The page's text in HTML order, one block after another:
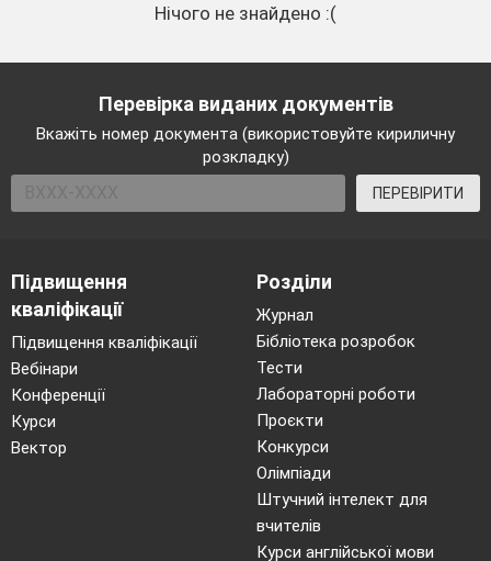
Нічого не знайдено :(
Перевірка виданих документів
Вкажіть номер документа (використовуйте кириличну
розкладку)
ПЕРЕВІРИТИ
Підвищення
кваліфікації
Підвищення кваліфікації
Вебінари
Конференції
Курси
Вектор
Розділи
Журнал
Бібліотека розробок
Тести
Лабораторні роботи
Проєкти
Конкурси
Олімпіади
Штучний інтелект для
вчителів
Курси англійської мови